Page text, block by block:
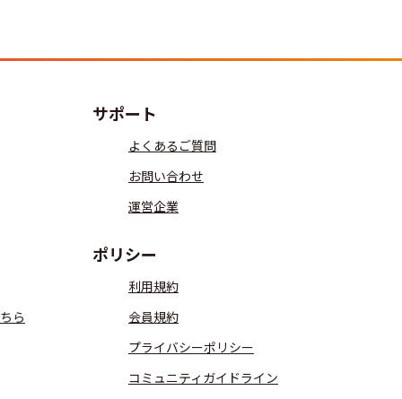
ら
サポート
よくあるご質問
お問い合わせ
運営企業
ポリシー
利用規約
会員規約
プライバシーポリシー
コミュニティガイドライン